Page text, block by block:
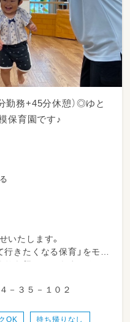
勤務+45分休憩）◎ゆと
保育園です♪
いたします。
きたくなる保育」をモッ
りを行っていきません
－３５－１０２
OK 持ち帰りなし